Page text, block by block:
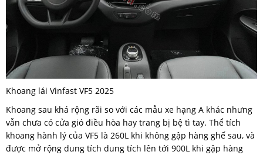
Khoang lái Vinfast VF5 2025
Khoang sau khá rộng rãi so với các mẫu xe hạng A khác nhưng
vẫn chưa có cửa gió điều hòa hay trang bị bệ tì tay. Thể tích
khoang hành lý của VF5 là 260L khi không gập hàng ghế sau, và
được mở rộng dung tích dung tích lên tới 900L khi gập hàng